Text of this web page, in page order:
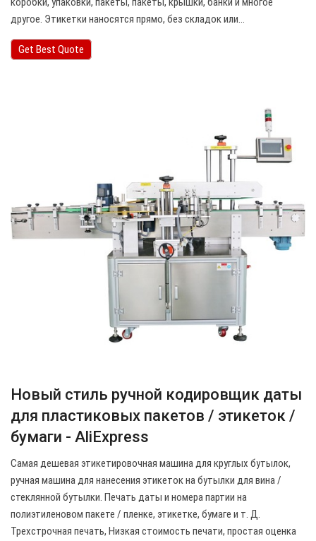
другое. Этикетки наносятся прямо, без складок или…
Get Best Quote
Новый стиль ручной кодировщик даты
для пластиковых пакетов / этикеток /
бумаги - AliExpress
Самая дешевая этикетировочная машина для круглых бутылок,
ручная машина для нанесения этикеток на бутылки для вина /
стеклянной бутылки. Печать даты и номера партии на
полиэтиленовом пакете / пленке, этикетке, бумаге и т. Д.
Трехстрочная печать, Низкая стоимость печати, простая оценка